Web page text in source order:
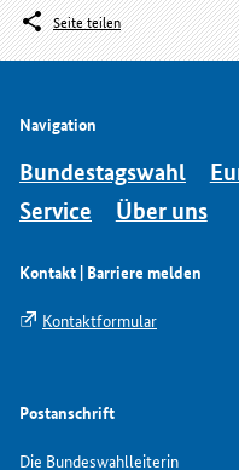
Seite teilen
Navigation
Bundestagswahl
Service
Über uns
Kontakt | Barriere melden
Kontaktformular
Postanschrift
Die Bundeswahlleiterin